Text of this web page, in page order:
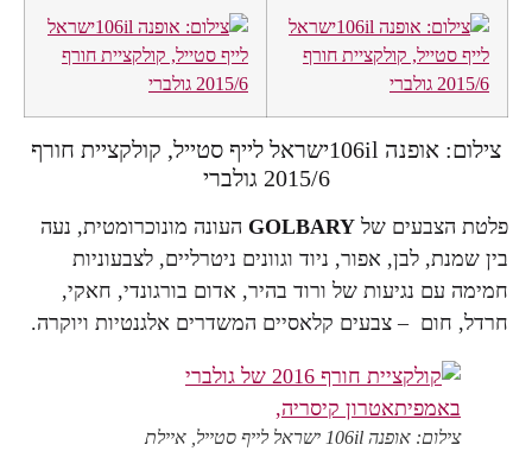
צילום: אופנה 106ilישראל לייף סטייל, קולקציית חורף
2015/6 גולברי
פלטת הצבעים של GOLBARY העונה מונוכרומטית, נעה
בין שמנת, לבן, אפור, ניוד וגוונים ניטרליים, לצבעוניות
חמימה עם נגיעות של ורוד בהיר, אדום בורגונדי, חאקי,
חרדל, חום – צבעים קלאסיים המשדרים אלגנטיות ויוקרה.
צילום: אופנה 106il ישראל לייף סטייל, איילת